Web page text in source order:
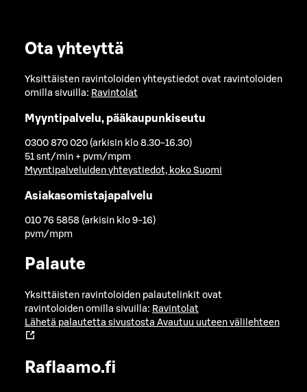
Ota yhteyttä
Yksittäisten ravintoloiden yhteystiedot ovat ravintoloiden
omilla sivuilla: Ravintolat
Myyntipalvelu, pääkaupunkiseutu
0300 870 020 (arkisin klo 8.30-16.30)
51 snt/min + pvm/mpm
Myyntipalveluiden yhteystiedot, koko Suomi
Asiakasomistajapalvelu
010 76 5858 (arkisin klo 9-16)
pvm/mpm
Palaute
Yksittäisten ravintoloiden palautelinkit ovat
ravintoloiden omilla sivuilla: Ravintolat
Lähetä palautetta sivustosta Avautuu uuteen välilehteen
Raflaamo.fi